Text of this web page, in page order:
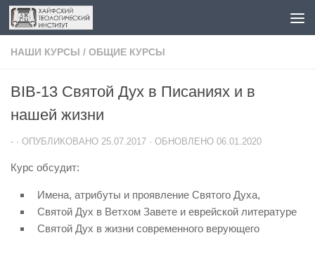
Перейти к содержимому
НАШИ КУРСЫ / ОБЩИЕ КУРСЫ
BIB-13 Святой Дух в Писаниях и в
нашей жизни
- · ОПУБЛИКОВАНО 25.07.2017 · ОБНОВЛЕНО 06.01.2020
Курс обсудит:
Имена, атрибуты и проявление Святого Духа,
Святой Дух в Ветхом Завете и еврейской литературе
Святой Дух в жизни современного верующего